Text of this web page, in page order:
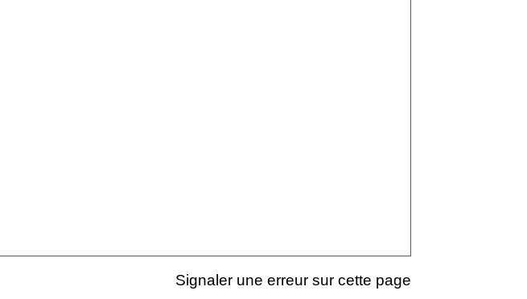
Signaler une erreur sur cette page